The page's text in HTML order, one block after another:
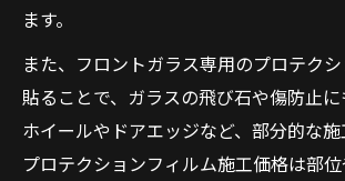
ます。
また、フロントガラス専用のプロテク
貼ることで、ガラスの飛び石や傷防止に
ホイールやドアエッジなど、部分的な施
プロテクションフィルム施工価格は部